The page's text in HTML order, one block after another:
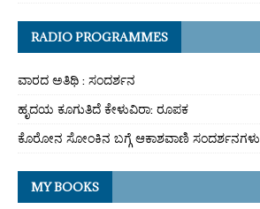
RADIO PROGRAMMES
ವಾರದ ಅತಿಥಿ : ಸಂದರ್ಶನ
ಹೃದಯ ಕೂಗುತಿದೆ ಕೇಳುವಿರಾ: ರೂಪಕ
ಕೊರೋನ ಸೋಂಕಿನ ಬಗ್ಗೆ ಆಕಾಶವಾಣಿ ಸಂದರ್ಶನಗಳು
MY BOOKS